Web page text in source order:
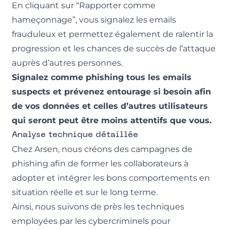
En cliquant sur “Rapporter comme
hameçonnage”, vous signalez les emails
frauduleux et permettez également de ralentir la
progression et les chances de succès de l’attaque
auprès d’autres personnes.
Signalez comme phishing tous les emails
suspects et prévenez entourage si besoin afin
de vos données et celles d’autres utilisateurs
qui seront peut être moins attentifs que vous.
Analyse technique détaillée
Chez Arsen, nous créons des campagnes de
phishing afin de former les collaborateurs à
adopter et intégrer les bons comportements en
situation réelle et sur le long terme.
Ainsi, nous suivons de près les techniques
employées par les cybercriminels pour